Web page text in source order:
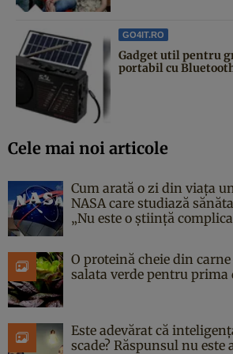
GO4IT.RO
Gadget util pentru
portabil cu
Cele mai noi articole
Cum arată o zi din viața
NASA care studiază
„Nu este o știință
O proteină cheie din
salata verde pentru prima
Este adevărat că
scade? Răspunsul nu este